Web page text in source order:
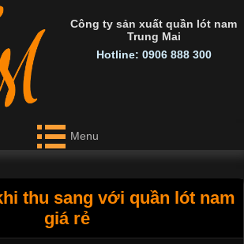
Công ty sản xuất quần lót nam
Trung Mai
Hotline: 0906 888 300
Menu
thu sang với quần lót nam
giá rẻ